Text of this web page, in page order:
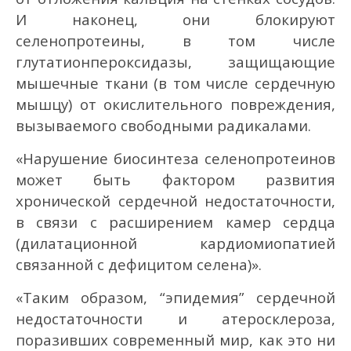
И наконец, они блокируют
селенопротеины, в том числе
глутатионпероксидазы, защищающие
мышечные ткани (в том числе сердечную
мышцу) от окислительного повреждения,
вызываемого свободными радикалами.
«Нарушение биосинтеза селенопротеинов
может быть фактором развития
хронической сердечной недостаточности,
в связи с расширением камер сердца
(дилатационной кардиомиопатией
связанной с дефицитом селена)».
«Таким образом, “эпидемия” сердечной
недостаточности и атеросклероза,
поразивших современный мир, как это ни